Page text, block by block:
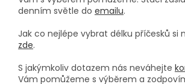
denním světle do emailu.
Jak co nejlépe vybrat délku příčesků si
zde.
S jakýmkoliv dotazem nás neváhejte
Vám pomůžeme s výběrem a